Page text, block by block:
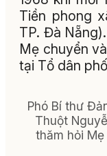
Tiền phong
TP. Đà
Mẹ chuyển
tại Tổ dân
Phó Bí thư
Thuột
thăm hỏi